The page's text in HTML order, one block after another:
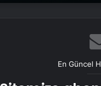
En Güncel